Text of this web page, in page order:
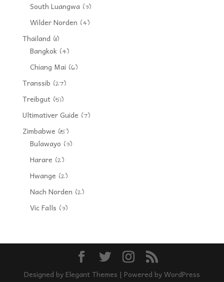
South Luangwa(3)
Wilder Norden (4)
Thailand(11)
Bangkok(4)
Chiang Mai (6)
Transsib (27)
Treibgut(51)
Ultimativer Guide (7)
Zimbabwe (15)
Bulawayo (3)
Harare (2)
Hwange (2)
Nach Norden (2)
Vic Falls (3)
Designed by Elegant Themes | Powered byWordPress